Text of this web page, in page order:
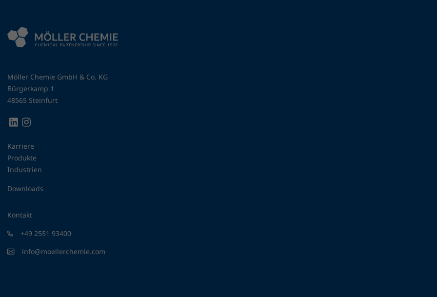
Möller Chemie GmbH & Co. KG
Bürgerkamp 1
48565 Steinfurt
Karriere
Produkte
Industrien
Downloads
Kontakt
+49 2551 93400
info@moellerchemie.com